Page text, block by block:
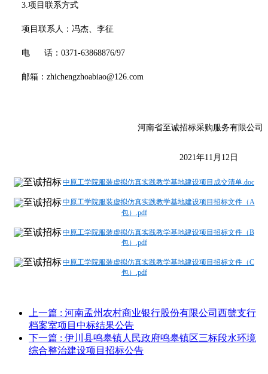
3.项目联系方式
项目联系人：冯杰、李征
电 话： 0371-63868876/97
邮箱： zhichengzhoabiao@126.com
河南省至诚招标采购服务有限公司
2021年11 月 12 日
中原工学院服装虚拟仿真实践教学基地建设项目成交清单.doc
中原工学院服装虚拟仿真实践教学基地建设项目招标文件（A
包）.pdf
中原工学院服装虚拟仿真实践教学基地建设项目招标文件（B
包）.pdf
中原工学院服装虚拟仿真实践教学基地建设项目招标文件（C
包）.pdf
上一篇 : 河南孟州农村商业银行股份有限公司西虢支行
档案室项目中标结果公告
下一篇 : 伊川县鸣皋镇人民政府鸣皋镇区三标段水环境
综合整治建设项目招标公告